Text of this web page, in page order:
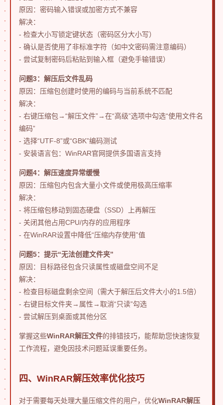
原因：密码输入错误或加密方式不兼容
解决：
- 检查大小写锁定键状态（密码区分大小写）
- 确认是否使用了非标准字符（如中文密码需注意编码）
- 尝试复制密码后粘贴到输入框（避免手输错误）
问题3：解压后文件乱码
原因：压缩包创建时使用的编码与当前系统不匹配
解决：
- 右键压缩包→“解压文件”→在“高级”选项中勾选“使用文件名
编码”
- 选择“UTF-8”或“GBK”编码测试
- 安装语言包：WinRAR官网提供多国语言支持
问题4：解压速度异常缓慢
原因：压缩包内包含大量小文件或使用极高压缩率
解决：
- 将压缩包移动到固态硬盘（SSD）上再解压
- 关闭其他占用CPU/内存的应用程序
- 在WinRAR设置中降低“压缩内存使用”值
问题5：提示“无法创建文件夹”
原因：目标路径包含只读属性或磁盘空间不足
解决：
- 检查目标磁盘剩余空间（需大于解压后文件大小的1.5倍）
- 右键目标文件夹→属性→取消“只读”勾选
- 尝试解压到桌面或其他分区
掌握这些WinRAR解压文件的排错技巧，能帮助您快速恢复
工作流程，避免因技术问题延误重要任务。
四、WinRAR解压效率优化技巧
对于需要每天处理大量压缩文件的用户，优化WinRAR解压